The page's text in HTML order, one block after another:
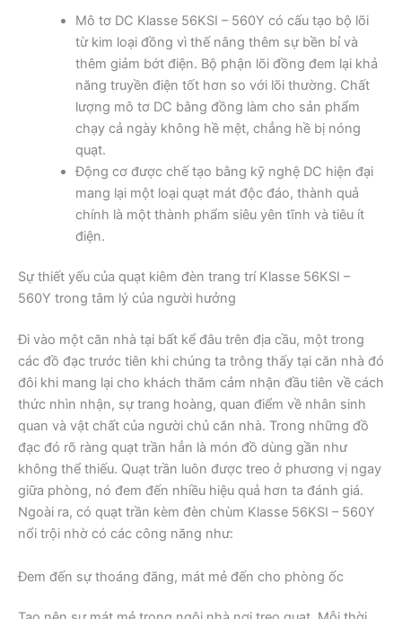
Mô tơ DC Klasse 56KSI – 560Y có cấu tạo bộ lõi
từ kim loại đồng vì thế nâng thêm sự bền bỉ và
thêm giảm bớt điện. Bộ phận lõi đồng đem lại khả
năng truyền điện tốt hơn so với lõi thường. Chất
lượng mô tơ DC bằng đồng làm cho sản phẩm
chạy cả ngày không hề mệt, chẳng hề bị nóng
quạt.
Động cơ được chế tạo bằng kỹ nghệ DC hiện đại
mang lại một loại quạt mát độc đáo, thành quả
chính là một thành phẩm siêu yên tĩnh và tiêu ít
điện.
Sự thiết yếu của quạt kiêm đèn trang trí Klasse 56KSI –
560Y trong tâm lý của người hưởng
Đi vào một căn nhà tại bất kể đâu trên địa cầu, một trong
các đồ đạc trước tiên khi chúng ta trông thấy tại căn nhà đó
đôi khi mang lại cho khách thăm cảm nhận đầu tiên về cách
thức nhìn nhận, sự trang hoàng, quan điểm về nhân sinh
quan và vật chất của người chủ căn nhà. Trong những đồ
đạc đó rõ ràng quạt trần hẳn là món đồ dùng gần như
không thể thiếu. Quạt trần luôn được treo ở phương vị ngay
giữa phòng, nó đem đến nhiều hiệu quả hơn ta đánh giá.
Ngoài ra, có quạt trần kèm đèn chùm Klasse 56KSI – 560Y
nổi trội nhờ có các công năng như:
Đem đến sự thoáng đãng, mát mẻ đến cho phòng ốc